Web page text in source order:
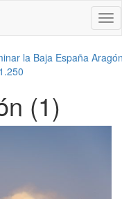
la Baja España
(1)